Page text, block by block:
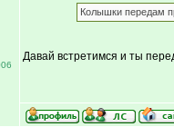
Колышки передам
Давай встретимся и ты